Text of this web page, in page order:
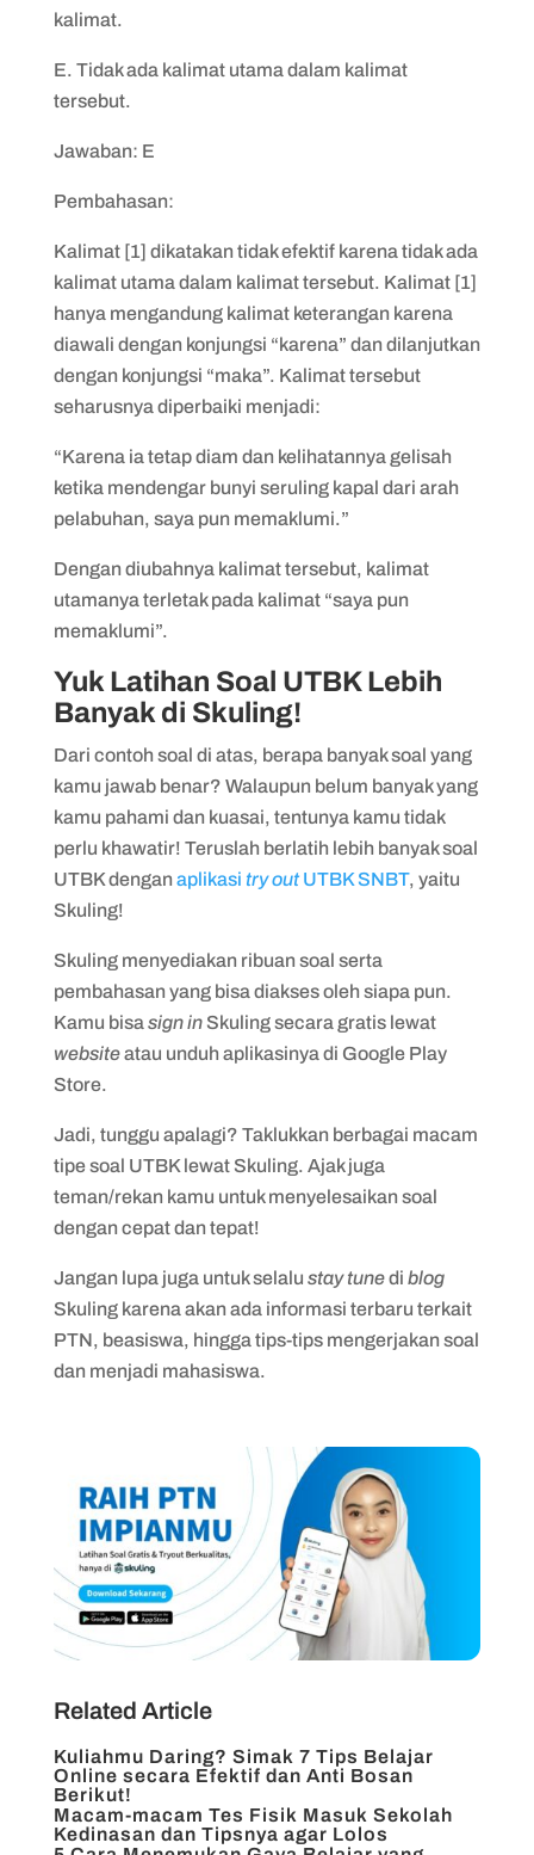
kalimat.
E. Tidak ada kalimat utama dalam kalimat
tersebut.
Jawaban: E
Pembahasan:
Kalimat [1] dikatakan tidak efektif karena tidak ada
kalimat utama dalam kalimat tersebut. Kalimat [1]
hanya mengandung kalimat keterangan karena
diawali dengan konjungsi “karena” dan dilanjutkan
dengan konjungsi “maka”. Kalimat tersebut
seharusnya diperbaiki menjadi:
“Karena ia tetap diam dan kelihatannya gelisah
ketika mendengar bunyi seruling kapal dari arah
pelabuhan, saya pun memaklumi.”
Dengan diubahnya kalimat tersebut, kalimat
utamanya terletak pada kalimat “saya pun
memaklumi”.
Yuk Latihan Soal UTBK Lebih
Banyak di Skuling!
Dari contoh soal di atas, berapa banyak soal yang
kamu jawab benar? Walaupun belum banyak yang
kamu pahami dan kuasai, tentunya kamu tidak
perlu khawatir! Teruslah berlatih lebih banyak soal
UTBK denganaplikasi try outUTBK SNBT, yaitu
Skuling!
Skuling menyediakan ribuan soal serta
pembahasan yang bisa diakses oleh siapa pun.
Kamu bisa sign in Skuling secara gratis lewat
websiteatau unduh aplikasinya di Google Play
Store.
Jadi, tunggu apalagi? Taklukkan berbagai macam
tipe soal UTBK lewat Skuling. Ajak juga
teman/rekan kamu untuk menyelesaikan soal
dengan cepat dan tepat!
Jangan lupa juga untuk selalu stay tunedi blog
Skuling karena akan ada informasi terbaru terkait
PTN, beasiswa, hingga tips-tips mengerjakan soal
dan menjadi mahasiswa.
Related Article
Kuliahmu Daring? Simak 7 Tips Belajar
Online secara Efektif dan Anti Bosan
Berikut!
Macam-macam Tes Fisik Masuk Sekolah
Kedinasan dan Tipsnya agar Lolos